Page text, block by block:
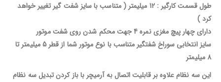
طول قسمت کارگیر : 12 میلیمتر ( متناسب با سایز شفت گیر تغییر خواهد
کرد )
دارای چهار پیچ مغزی نمره 4 جهت محکم شدن روی شفت موتور
سایز انتخابی سوراخ شفتگیر متناسب با نوع موتور شما از قطر 5 میلیمتر تا
8 میلیمتر
این سه نظام علاوه بر قابلیت اتصال به آرمیچر با باز کردن تبدیل سه نظام